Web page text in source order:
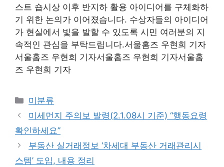
스트 숍시상 이후 반지하 활용 아이디어를 구체화하
기 위한 논의가 이어졌습니다. 수상자들의 아이디어
가 현실에서 빛을 발할 수 있도록 시민 여러분의 지
속적인 관심을 부탁드립니다.서울홈즈 우현희 기자
서울홈즈 우현희 기자서울홈즈 우현희 기자서울홈
즈 우현희 기자
Categories
미분류
미세먼지 주의보 발령(2.1.08시 기준) “행동요령
확인하세요”
부동산 실거래정보 ‘차세대 부동산 거래관리시
스템’ 도입, 내용 정리